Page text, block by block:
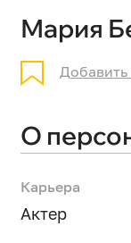
Мария
О
Карьера
Актер